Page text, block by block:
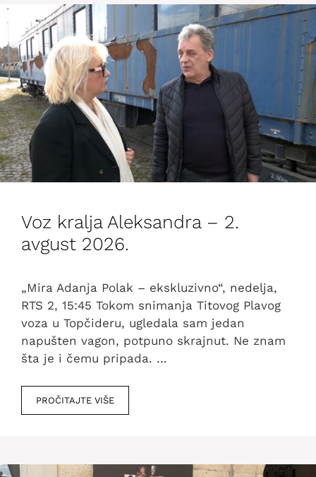
Voz kralja Aleksandra – 2.
avgust 2026.
„Mira Adanja Polak – ekskluzivno“, nedelja,
RTS 2, 15:45 Tokom snimanja Titovog Plavog
voza u Topčideru, ugledala sam jedan
napušten vagon, potpuno skrajnut. Ne znam
šta je i čemu pripada. …
PROČITAJTE VIŠE